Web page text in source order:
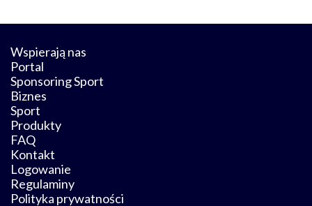
Wspierają nas
Portal
Sponsoring Sport
Biznes
Sport
Produkty
FAQ
Kontakt
Logowanie
Regulaminy
Polityka prywatności